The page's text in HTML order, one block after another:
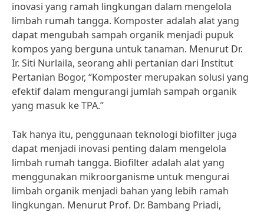
inovasi yang ramah lingkungan dalam mengelola
limbah rumah tangga. Komposter adalah alat yang
dapat mengubah sampah organik menjadi pupuk
kompos yang berguna untuk tanaman. Menurut Dr.
Ir. Siti Nurlaila, seorang ahli pertanian dari Institut
Pertanian Bogor, “Komposter merupakan solusi yang
efektif dalam mengurangi jumlah sampah organik
yang masuk ke TPA.”
Tak hanya itu, penggunaan teknologi biofilter juga
dapat menjadi inovasi penting dalam mengelola
limbah rumah tangga. Biofilter adalah alat yang
menggunakan mikroorganisme untuk mengurai
limbah organik menjadi bahan yang lebih ramah
lingkungan. Menurut Prof. Dr. Bambang Priadi,